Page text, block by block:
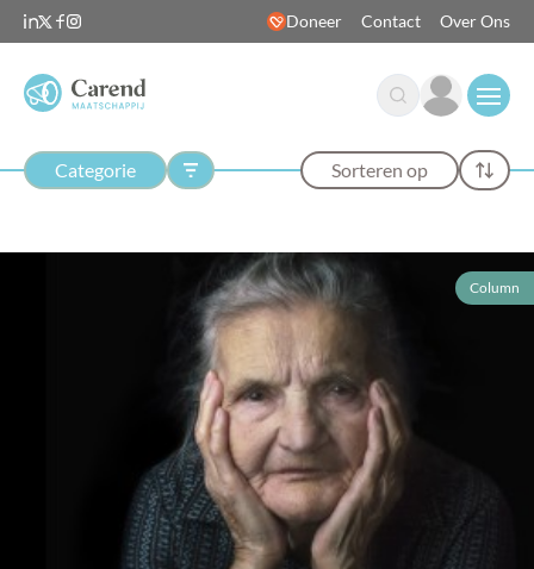
Doneer Contact Over Ons
Categorie Sorteren op
Column